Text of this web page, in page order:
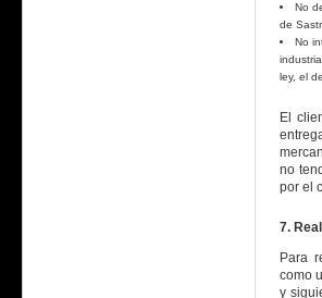
No
de
No
ley, el
El
no
por el
7.
Para
como
y